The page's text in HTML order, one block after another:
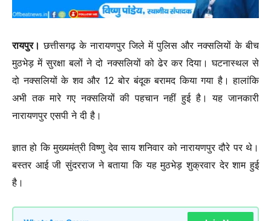
रायपुर। छत्तीसगढ़ के नारायणपुर जिले में पुलिस और नक्सलियों के बीच
मुठभेड़ में सुरक्षा बलों ने दो नक्सलियों को ढेर कर दिया। घटनास्थल से
दो नक्सलियों के शव और 12 बोर बंदूक बरामद किया गया है। हालांकि
अभी तक मारे गए नक्सलियों की पहचान नहीं हुई है। यह जानकारी
नारायणपुर एसपी ने दी है।
ज्ञात हो कि मुख्यमंत्री विष्णु देव साय शनिवार को नारायणपुर दौरे पर थे।
बस्तर आई जी सुंदरराज ने बताया कि यह मुठभेड़ शुक्रवार देर शाम हुई
है।